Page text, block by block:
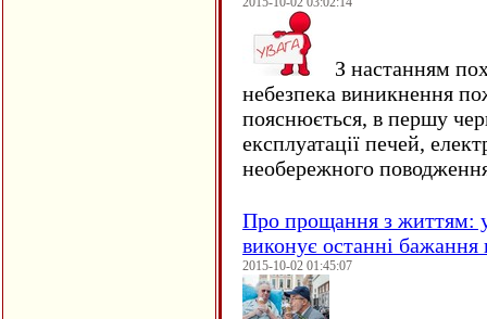
З настанням
небезпека виникнення
пояснюється, в першу
експлуатації печей,
необережного
Про прощання з життям:
виконує останні
2015-10-02 01:45:07